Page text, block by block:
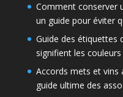
Comment conserver
un guide pour éviter
Guide des étiquettes
signifient les couleurs
Accords mets et vins
guide ultime des